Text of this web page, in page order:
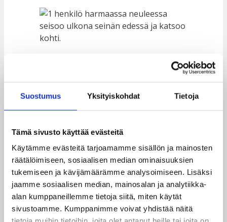
Suostumus Yksityiskohdat Tietoja
Tämä sivusto käyttää evästeitä
Käytämme evästeitä tarjoamamme sisällön ja mainosten
räätälöimiseen, sosiaalisen median ominaisuuksien
tukemiseen ja kävijämäärämme analysoimiseen. Lisäksi
jaamme sosiaalisen median, mainosalan ja analytiikka-
alan kumppaneillemme tietoja siitä, miten käytät
sivustoamme. Kumppanimme voivat yhdistää näitä
”Taksvärkissä on mahdollisuus tehdä tärkeää ja
merkityksellistä työtä hyvässä tiimissä itselle
tärkeiden teemojen parissa”, pohtii Jaakko
muutaman kuukauden kokemuksella.
kumppanijärjestöjen kanssa työskentelyyn.
Hankkeiden koordinaattoreiden kanssa voidaan
järjestää videotapaamisia. ”Odotan myös joskus
tulevaisuudessa toteutuvia seurantamatkoja,
jolloin minulla on mahdollisuus tutustua
hankkeidemme nuoriin ja toimintoihin käytännön
tasolla paikan päällä.”